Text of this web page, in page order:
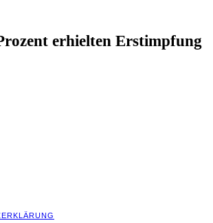
erhiel­ten Erstimpfung